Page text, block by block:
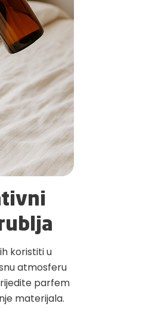
koristiti u
atmosferu
parfem
materijala.